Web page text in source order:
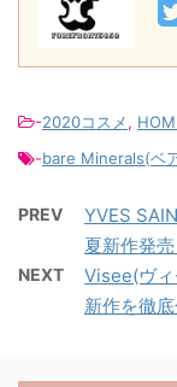
-2020コスメ,
-bare Minerals(ベ
PREV
YVES
夏新作発
NEXT
Visee(ヴ
新作を徹